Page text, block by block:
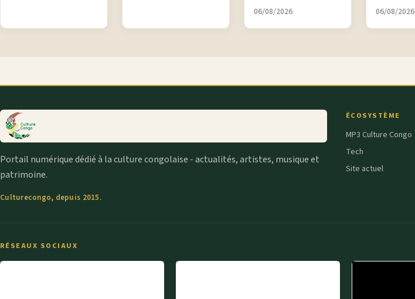
06/08/2026
06/08/2026
Portail numérique dédié à la culture congolaise - actualités, artistes, musique et
patrimoine.
Culturecongo, depuis 2015.
ÉCOSYSTÈME
MP3 Culture Congo
Tech
Site actuel
RÉSEAUX SOCIAUX